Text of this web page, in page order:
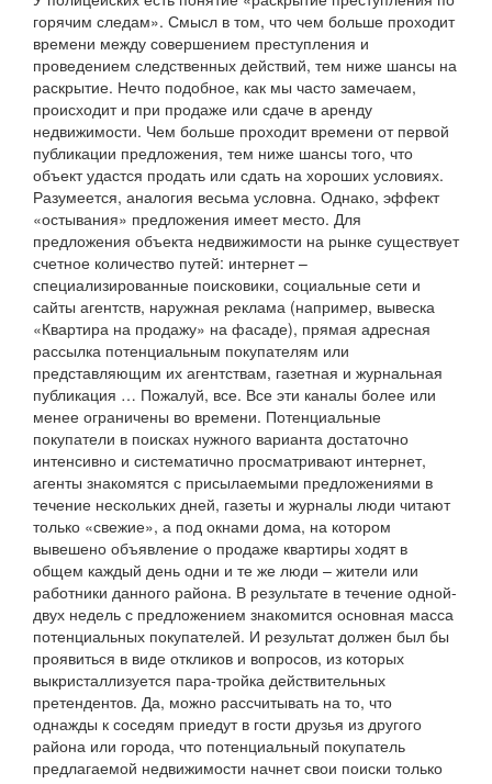
горячим следам». Смысл в том, что чем больше проходит
времени между совершением преступления и
проведением следственных действий, тем ниже шансы на
раскрытие. Нечто подобное, как мы часто замечаем,
происходит и при продаже или сдаче в аренду
недвижимости. Чем больше проходит времени от первой
публикации предложения, тем ниже шансы того, что
объект удастся продать или сдать на хороших условиях.
Разумеется, аналогия весьма условна. Однако, эффект
«остывания» предложения имеет место. Для
предложения объекта недвижимости на рынке существует
счетное количество путей: интернет –
специализированные поисковики, социальные сети и
сайты агентств, наружная реклама (например, вывеска
«Квартира на продажу» на фасаде), прямая адресная
рассылка потенциальным покупателям или
представляющим их агентствам, газетная и журнальная
публикация … Пожалуй, все. Все эти каналы более или
менее ограничены во времени. Потенциальные
покупатели в поисках нужного варианта достаточно
интенсивно и систематично просматривают интернет,
агенты знакомятся с присылаемыми предложениями в
течение нескольких дней, газеты и журналы люди читают
только «свежие», а под окнами дома, на котором
вывешено объявление о продаже квартиры ходят в
общем каждый день одни и те же люди – жители или
работники данного района. В результате в течение одной-
двух недель с предложением знакомится основная масса
потенциальных покупателей. И результат должен был бы
проявиться в виде откликов и вопросов, из которых
выкристаллизуется пара-тройка действительных
претендентов. Да, можно рассчитывать на то, что
однажды к соседям приедут в гости друзья из другого
района или города, что потенциальный покупатель
предлагаемой недвижимости начнет свои поиски только